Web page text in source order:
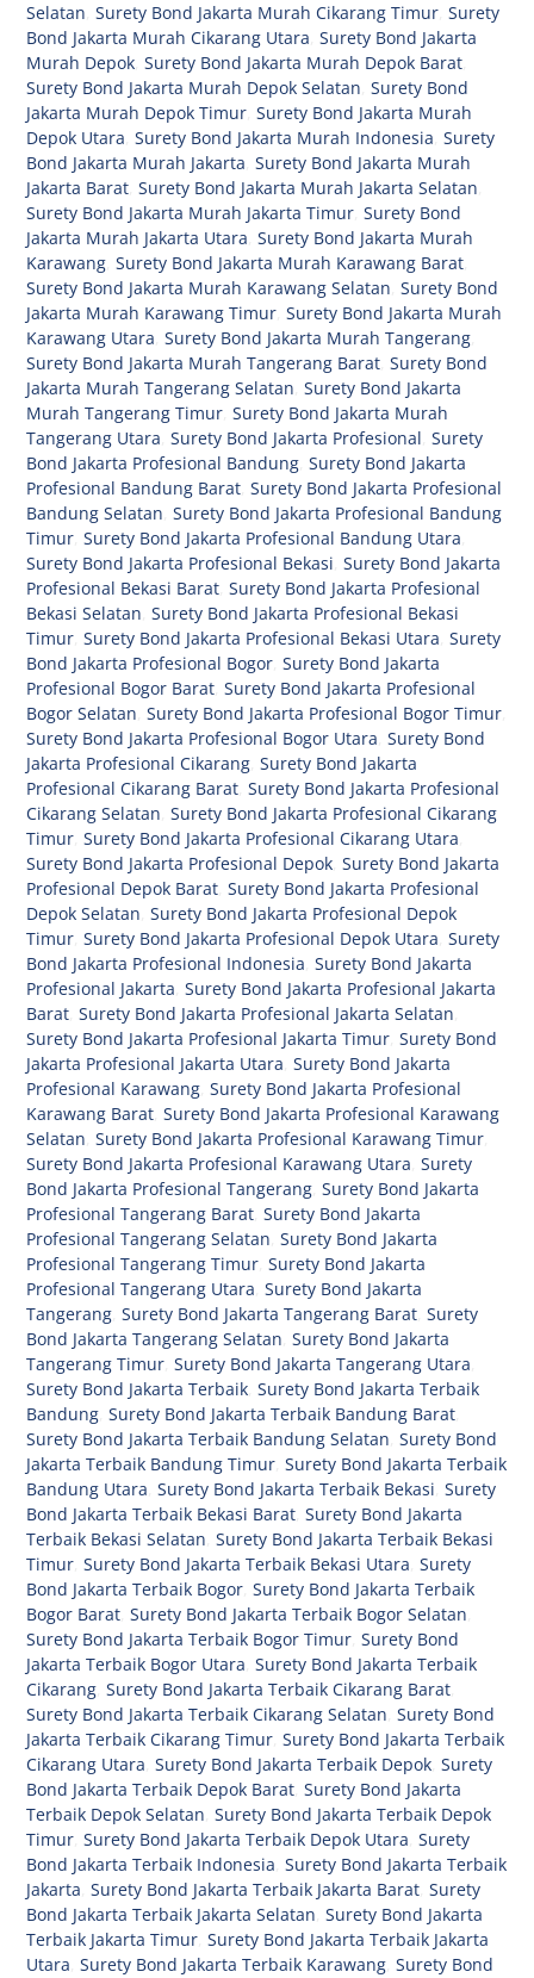
Selatan ,Surety Bond Jakarta Murah Cikarang Timur ,Surety
Bond Jakarta Murah Cikarang Utara ,Surety Bond Jakarta
Murah Depok ,Surety Bond Jakarta Murah Depok Barat
Surety Bond Jakarta Murah Depok Selatan ,Surety Bond
Jakarta Murah Depok Timur ,Surety Bond Jakarta Murah
Depok Utara ,Surety Bond Jakarta Murah Indonesia ,Surety
Bond Jakarta Murah Jakarta ,Surety Bond Jakarta Murah
Jakarta Barat ,Surety Bond Jakarta Murah Jakarta Selatan
Surety Bond Jakarta Murah Jakarta Timur ,Surety Bond
Jakarta Murah Jakarta Utara ,Surety Bond Jakarta Murah
Karawang ,Surety Bond Jakarta Murah Karawang Barat
Surety Bond Jakarta Murah Karawang Selatan ,Surety Bond
Jakarta Murah Karawang Timur ,Surety Bond Jakarta Murah
Karawang Utara ,Surety Bond Jakarta Murah Tangerang
Surety Bond Jakarta Murah Tangerang Barat ,Surety Bond
Jakarta Murah Tangerang Selatan ,Surety Bond Jakarta
Murah Tangerang Timur ,Surety Bond Jakarta Murah
Tangerang Utara ,Surety Bond Jakarta Profesional ,Surety
Bond Jakarta Profesional Bandung ,Surety Bond Jakarta
Profesional Bandung Barat ,Surety Bond Jakarta Profesional
Bandung Selatan ,Surety Bond Jakarta Profesional Bandung
Timur ,Surety Bond Jakarta Profesional Bandung Utara
Surety Bond Jakarta Profesional Bekasi ,Surety Bond Jakarta
Profesional Bekasi Barat ,Surety Bond Jakarta Profesional
Bekasi Selatan ,Surety Bond Jakarta Profesional Bekasi
Timur ,Surety Bond Jakarta Profesional Bekasi Utara ,Surety
Bond Jakarta Profesional Bogor ,Surety Bond Jakarta
Profesional Bogor Barat ,Surety Bond Jakarta Profesional
Bogor Selatan ,Surety Bond Jakarta Profesional Bogor Timur
Surety Bond Jakarta Profesional Bogor Utara ,Surety Bond
Jakarta Profesional Cikarang ,Surety Bond Jakarta
Profesional Cikarang Barat ,Surety Bond Jakarta Profesional
Cikarang Selatan ,Surety Bond Jakarta Profesional Cikarang
Timur ,Surety Bond Jakarta Profesional Cikarang Utara
Surety Bond Jakarta Profesional Depok ,Surety Bond Jakarta
Profesional Depok Barat ,Surety Bond Jakarta Profesional
Depok Selatan ,Surety Bond Jakarta Profesional Depok
Timur ,Surety Bond Jakarta Profesional Depok Utara ,Surety
Bond Jakarta Profesional Indonesia ,Surety Bond Jakarta
Profesional Jakarta ,Surety Bond Jakarta Profesional Jakarta
Barat ,Surety Bond Jakarta Profesional Jakarta Selatan
Surety Bond Jakarta Profesional Jakarta Timur ,Surety Bond
Jakarta Profesional Jakarta Utara ,Surety Bond Jakarta
Profesional Karawang ,Surety Bond Jakarta Profesional
Karawang Barat ,Surety Bond Jakarta Profesional Karawang
Selatan ,Surety Bond Jakarta Profesional Karawang Timur
Surety Bond Jakarta Profesional Karawang Utara ,Surety
Bond Jakarta Profesional Tangerang ,Surety Bond Jakarta
Profesional Tangerang Barat ,Surety Bond Jakarta
Profesional Tangerang Selatan ,Surety Bond Jakarta
Profesional Tangerang Timur ,Surety Bond Jakarta
Profesional Tangerang Utara ,Surety Bond Jakarta
Tangerang ,Surety Bond Jakarta Tangerang Barat ,Surety
Bond Jakarta Tangerang Selatan ,Surety Bond Jakarta
Tangerang Timur ,Surety Bond Jakarta Tangerang Utara
Surety Bond Jakarta Terbaik ,Surety Bond Jakarta Terbaik
Bandung ,Surety Bond Jakarta Terbaik Bandung Barat
Surety Bond Jakarta Terbaik Bandung Selatan ,Surety Bond
Jakarta Terbaik Bandung Timur ,Surety Bond Jakarta Terbaik
Bandung Utara ,Surety Bond Jakarta Terbaik Bekasi ,Surety
Bond Jakarta Terbaik Bekasi Barat ,Surety Bond Jakarta
Terbaik Bekasi Selatan ,Surety Bond Jakarta Terbaik Bekasi
Timur ,Surety Bond Jakarta Terbaik Bekasi Utara ,Surety
Bond Jakarta Terbaik Bogor ,Surety Bond Jakarta Terbaik
Bogor Barat ,Surety Bond Jakarta Terbaik Bogor Selatan
Surety Bond Jakarta Terbaik Bogor Timur ,Surety Bond
Jakarta Terbaik Bogor Utara ,Surety Bond Jakarta Terbaik
Cikarang ,Surety Bond Jakarta Terbaik Cikarang Barat
Surety Bond Jakarta Terbaik Cikarang Selatan ,Surety Bond
Jakarta Terbaik Cikarang Timur ,Surety Bond Jakarta Terbaik
Cikarang Utara ,Surety Bond Jakarta Terbaik Depok ,Surety
Bond Jakarta Terbaik Depok Barat ,Surety Bond Jakarta
Terbaik Depok Selatan ,Surety Bond Jakarta Terbaik Depok
Timur ,Surety Bond Jakarta Terbaik Depok Utara ,Surety
Bond Jakarta Terbaik Indonesia ,Surety Bond Jakarta Terbaik
Jakarta ,Surety Bond Jakarta Terbaik Jakarta Barat ,Surety
Bond Jakarta Terbaik Jakarta Selatan ,Surety Bond Jakarta
Terbaik Jakarta Timur ,Surety Bond Jakarta Terbaik Jakarta
Utara ,Surety Bond Jakarta Terbaik Karawang ,Surety Bond